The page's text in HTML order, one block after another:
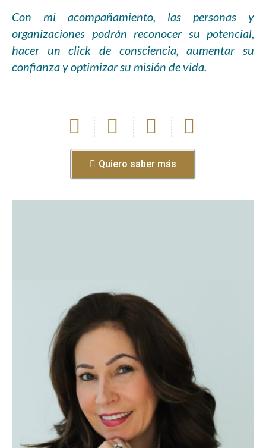
Con mi acompañamiento, las personas y
organizaciones podrán reconocer su potencial,
hacer unclick de consciencia, aumentar su
confianza y optimizar su misión de vida.
Quiero saber más